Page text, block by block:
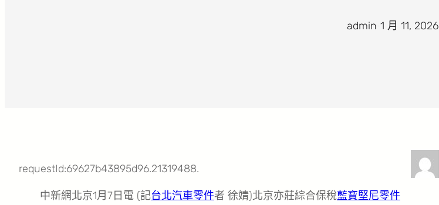
admin 1 月 11, 2026
requestId:69627b43895d96.21319488.
中新網北京1月7日電 (記台北汽車零件者 徐婧)北京亦莊綜合保稅藍寶堅尼零件